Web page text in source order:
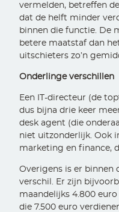
vermelden, betreffen
dat de helft minder
binnen die functie. De
betere maatstaf dan
uitschieters zo’n
Onderlinge verschillen
Een IT-directeur (de
dus bijna drie keer
desk agent (die
niet uitzonderlijk. Ook
marketing en finance,
Overigens is er binnen
verschil. Er zijn
maandelijks 4.800
die 7.500 euro